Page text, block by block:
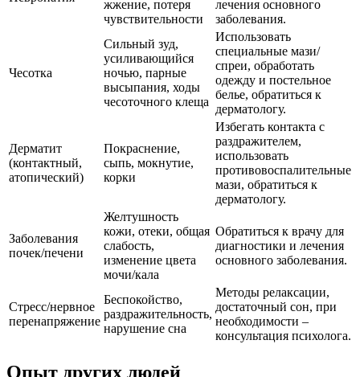
жжение, потеря
чувствительности
лечения основного
заболевания.
Чесотка
Сильный зуд,
усиливающийся
ночью, парные
высыпания, ходы
чесоточного клеща
Использовать
специальные мази/
спреи, обработать
одежду и постельное
белье, обратиться к
дерматологу.
Дерматит
(контактный,
атопический)
Покраснение,
сыпь, мокнутие,
корки
Избегать контакта с
раздражителем,
использовать
противовоспалительные
мази, обратиться к
дерматологу.
Заболевания
почек/печени
Желтушность
кожи, отеки, общая
слабость,
изменение цвета
мочи/кала
Обратиться к врачу для
диагностики и лечения
основного заболевания.
Стресс/нервное
перенапряжение
Беспокойство,
раздражительность,
нарушение сна
Методы релаксации,
достаточный сон, при
необходимости –
консультация психолога.
Опыт других людей